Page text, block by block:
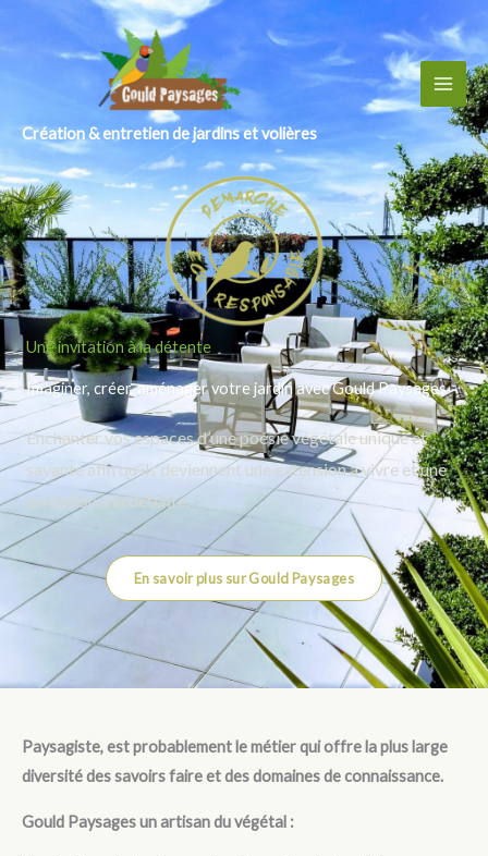
Création & entretien de jardins et volières
Une invitation à la détente
Imaginer, créer, aménager votre jardin avec Gould Paysages
Enchanter vos espaces d’une poésie végétale unique et
savante afin qu’ils deviennent une extension à vivre et une
invitation à la détente.
En savoir plus sur Gould Paysages
Paysagiste, est probablement le métier qui offre la plus large
diversité des savoirs faire et des domaines de connaissance.
Gould Paysages un artisan du végétal :